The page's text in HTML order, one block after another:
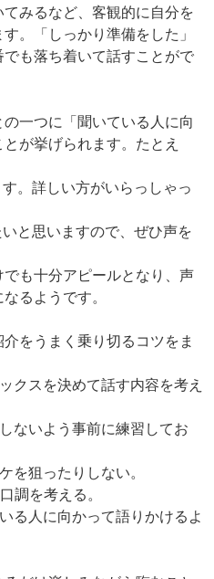
みるなど、客観的に自分を
。「しっかり準備をした」
も落ち着いて話すことがで
一つに「聞いている人に向
が挙げられます。たとえ
。詳しい方がいらっしゃっ
と思いますので、ぜひ声を
も十分アピールとなり、声
るようです。
をうまく乗り切るコツをま
クスを決めて話す内容を考え
ないよう事前に練習してお
を狙ったりしない。
調を考える。
る人に向かって語りかけるよ